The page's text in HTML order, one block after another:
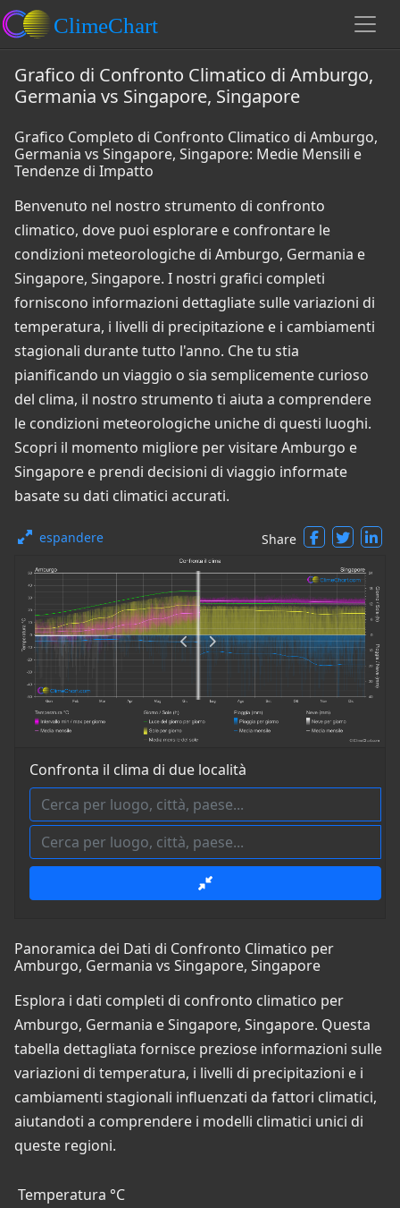
Grafico di Confronto Climatico di Amburgo,
Germania vs Singapore, Singapore
Grafico Completo di Confronto Climatico di Amburgo,
Germania vs Singapore, Singapore: Medie Mensili e
Tendenze di Impatto
Benvenuto nel nostro strumento di confronto
climatico, dove puoi esplorare e confrontare le
condizioni meteorologiche di Amburgo, Germania e
Singapore, Singapore. I nostri grafici completi
forniscono informazioni dettagliate sulle variazioni di
temperatura, i livelli di precipitazione e i cambiamenti
stagionali durante tutto l'anno. Che tu stia
pianificando un viaggio o sia semplicemente curioso
del clima, il nostro strumento ti aiuta a comprendere
le condizioni meteorologiche uniche di questi luoghi.
Scopri il momento migliore per visitare Amburgo e
Singapore e prendi decisioni di viaggio informate
basate su dati climatici accurati.
espandere Share
Confronta il clima di due località
Panoramica dei Dati di Confronto Climatico per
Amburgo, Germania vs Singapore, Singapore
Esplora i dati completi di confronto climatico per
Amburgo, Germania e Singapore, Singapore. Questa
tabella dettagliata fornisce preziose informazioni sulle
variazioni di temperatura, i livelli di precipitazioni e i
cambiamenti stagionali influenzati da fattori climatici,
aiutandoti a comprendere i modelli climatici unici di
queste regioni.
Temperatura °C